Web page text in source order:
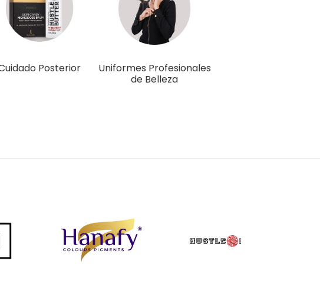
Posterior
Uniformes Profesionales
de Belleza